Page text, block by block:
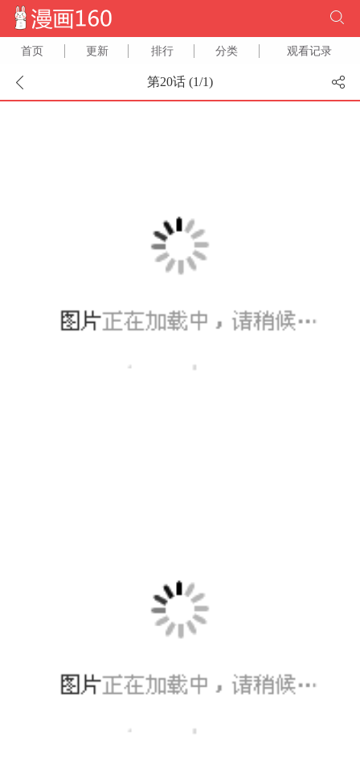
首页 更新 排行 分类 观看记录
第20话 (1/1)